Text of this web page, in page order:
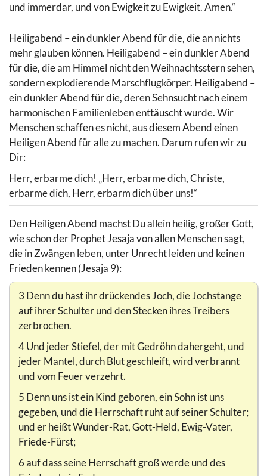
und immerdar, und von Ewigkeit zu Ewigkeit. Amen.“
Heiligabend – ein dunkler Abend für die, die an nichts
mehr glauben können. Heiligabend – ein dunkler Abend
für die, die am Himmel nicht den Weihnachtsstern sehen,
sondern explodierende Marschflugkörper. Heiligabend –
ein dunkler Abend für die, deren Sehnsucht nach einem
harmonischen Familienleben enttäuscht wurde. Wir
Menschen schaffen es nicht, aus diesem Abend einen
Heiligen Abend für alle zu machen. Darum rufen wir zu
Dir:
Herr, erbarme dich! „Herr, erbarme dich, Christe,
erbarme dich, Herr, erbarm dich über uns!“
Den Heiligen Abend machst Du allein heilig, großer Gott,
wie schon der Prophet Jesaja von allen Menschen sagt,
die in Zwängen leben, unter Unrecht leiden und keinen
Frieden kennen (Jesaja 9):
3 Denn du hast ihr drückendes Joch, die Jochstange
auf ihrer Schulter und den Stecken ihres Treibers
zerbrochen.
4 Und jeder Stiefel, der mit Gedröhn dahergeht, und
jeder Mantel, durch Blut geschleift, wird verbrannt
und vom Feuer verzehrt.
5 Denn uns ist ein Kind geboren, ein Sohn ist uns
gegeben, und die Herrschaft ruht auf seiner Schulter;
und er heißt Wunder-Rat, Gott-Held, Ewig-Vater,
Friede-Fürst;
6 auf dass seine Herrschaft groß werde und des